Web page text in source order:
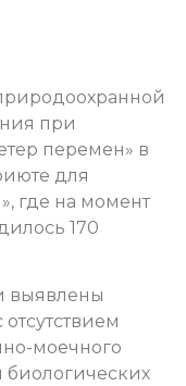
при
перемен» в
для
где на момент
170
выявлены
моечного